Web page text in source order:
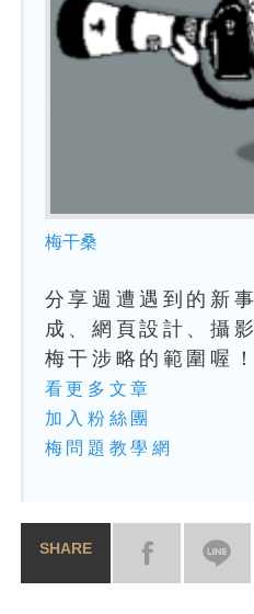
梅干桑
分享週遭遇到的新
成、網頁設計、攝
梅干涉略的範圍喔！
看更多文章
加入粉絲團
梅問題教學網
SHARE